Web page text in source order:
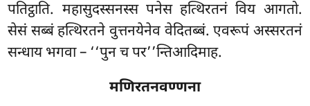
पतिट्ठाति. महासुदस्सनस्स पनेस हत्थिरतनं विय आगतो.
सेसं सब्बं हत्थिरतने वुत्तनयेनेव वेदितब्बं. एवरूपं अस्सरतनं
सन्धाय भगवा – ‘‘पुन च पर’’न्तिआदिमाह.
मणिरतनवण्णना